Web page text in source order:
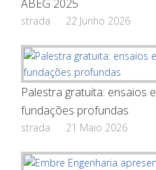
ABEG 2025
strada 22 Junho 2026
Palestra gratuita: ensaios
fundações profundas
strada 21 Maio 2026